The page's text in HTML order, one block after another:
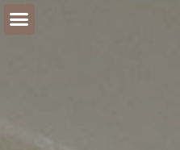
Materialen